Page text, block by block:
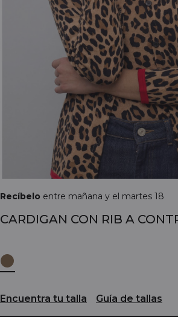
Recíbelo entre mañana y el martes 18
CARDIGAN CON RIB A
Encuentra tu talla Guía de tallas